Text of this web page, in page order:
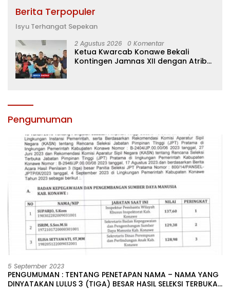
Berita Terpopuler
Isyu Terhangat Sepekan
2 Agustus 2026 0 Komentar
Ketua Kwarcab Konawe Bekali
Kontingen Jamnas XII dengan Atribut
Pengumuman
5 September 2023
PENGUMUMAN : TENTANG PENETAPAN NAMA – NAMA YANG
DINYATAKAN LULUS 3 (TIGA) BESAR HASIL SELEKSI TERBUKA